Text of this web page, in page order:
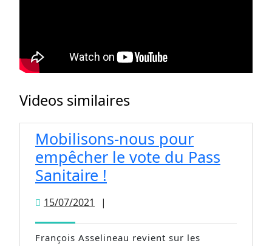
Videos similaires
Mobilisons-nous pour
empêcher le vote du Pass
Sanitaire !
empêcher
15/07/2021 15/07/2021
|
François Asselineau revient sur les